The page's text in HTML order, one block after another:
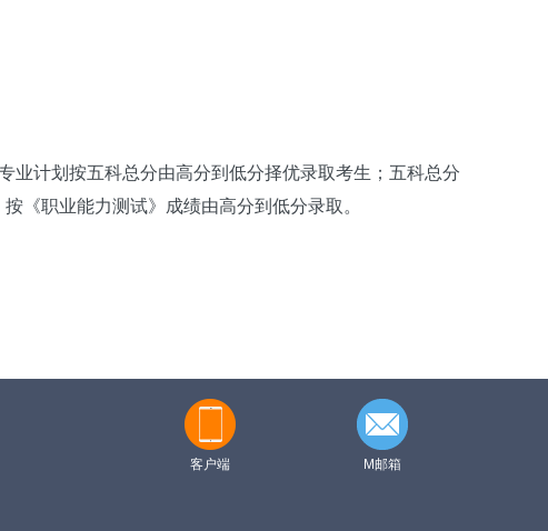
业计划按五科总分由高分到低分择优录取考生；五科总分
《职业能力测试》成绩由高分到低分录取 。
客户端 M邮箱